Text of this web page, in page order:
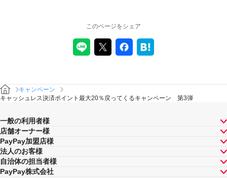
このページをシェア
キャンペーン
キャッシュレス決済ポイント最大20％戻ってくるキャンペーン 第3弾
一般の利用者様
店舗オーナー様
PayPay加盟店様
法人のお客様
自治体の担当者様
PayPay株式会社